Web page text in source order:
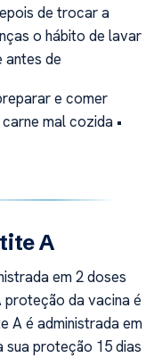
de trocar a
o hábito de lavar
antes de
e comer
mal cozida •
A
em 2 doses
proteção da vacina é
A é administrada em
sua proteção 15 dias